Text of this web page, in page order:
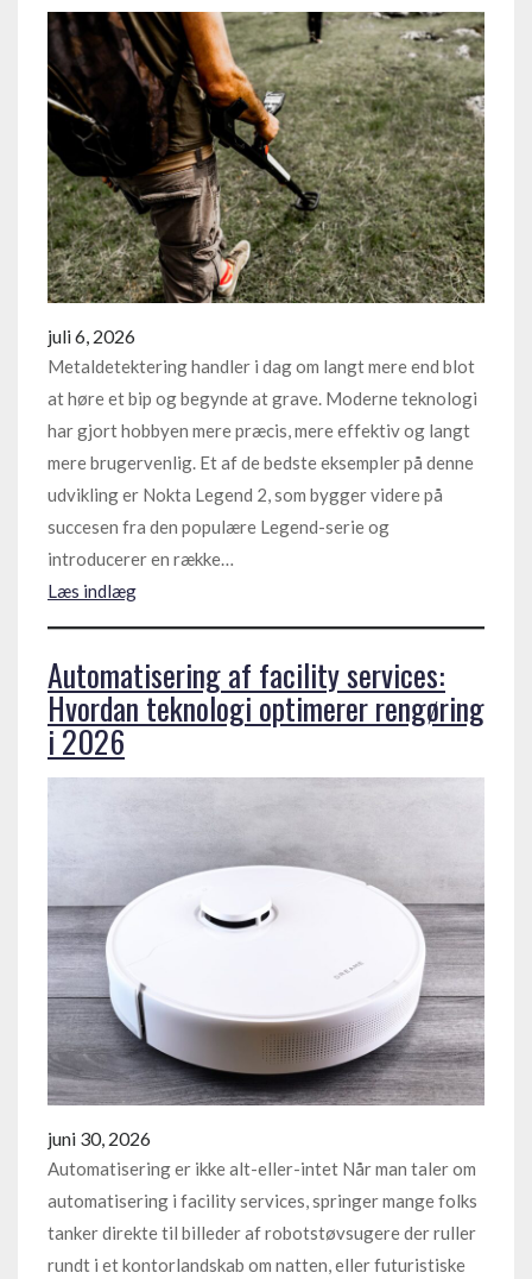
juli 6, 2026
Metaldetektering handler i dag om langt mere end blot
at høre et bip og begynde at grave. Moderne teknologi
har gjort hobbyen mere præcis, mere effektiv og langt
mere brugervenlig. Et af de bedste eksempler på denne
udvikling er Nokta Legend 2, som bygger videre på
succesen fra den populære Legend-serie og
introducerer en række…
Læs indlæg
Automatisering af facility services:
Hvordan teknologi optimerer rengøring
i 2026
juni 30, 2026
Automatisering er ikke alt-eller-intet Når man taler om
automatisering i facility services, springer mange folks
tanker direkte til billeder af robotstøvsugere der ruller
rundt i et kontorlandskab om natten, eller futuristiske